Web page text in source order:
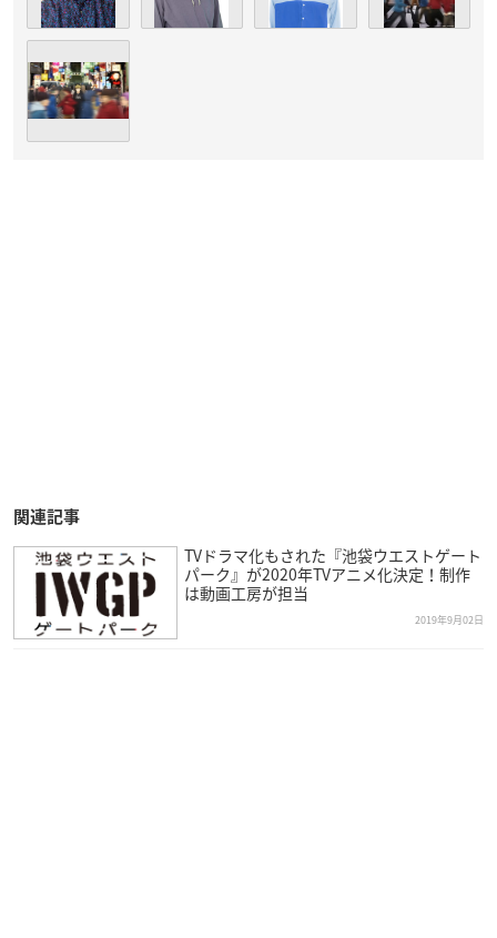
関連記事
TVドラマ化もされた『池袋ウエストゲート
パーク』が2020年TVアニメ化決定！制作
は動画工房が担当
2019年9月02日